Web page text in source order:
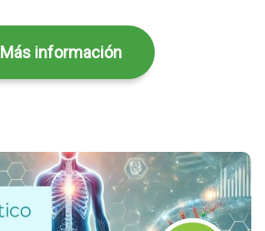
Más información